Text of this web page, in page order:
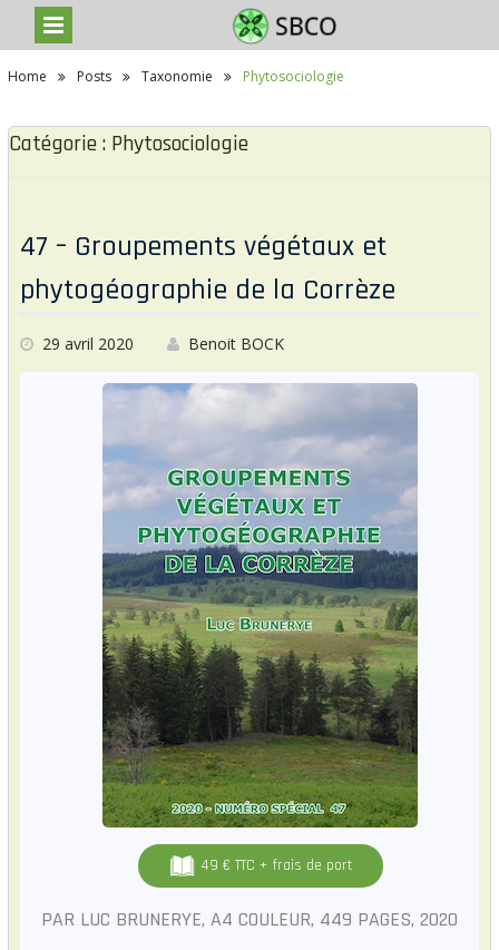
Home Posts Taxonomie Phytosociologie
Catégorie : Phytosociologie
47 – Groupements végétaux et
phytogéographie de la Corrèze
29 avril 2020 Benoit BOCK
49 € TTC + frais de port
PAR LUC BRUNERYE, A4 COULEUR, 449 PAGES, 2020